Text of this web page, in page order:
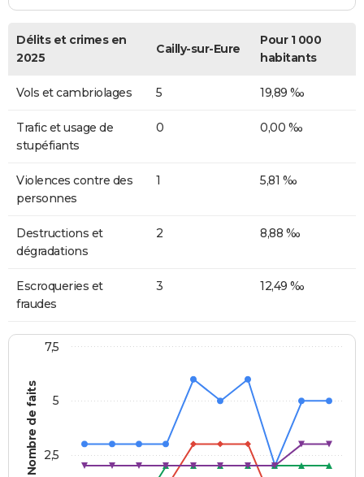
Délits et crimes en
2025
Cailly-sur-Eure
Pour 1 000
habitants
Vols et cambriolages 5 19,89 ‰
Trafic et usage de
stupéfiants
0 0,00 ‰
Violences contre des
personnes
1 5,81 ‰
Destructions et
dégradations
2 8,88 ‰
Escroqueries et
fraudes
3 12,49 ‰
Nombre de faits 2,5
5
7,5